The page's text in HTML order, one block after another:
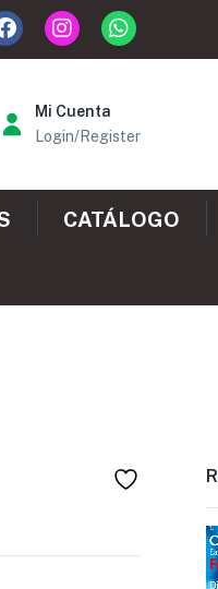
Mi Cuenta
Login/Register
CATÁLOGO